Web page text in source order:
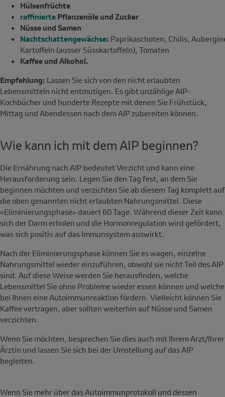
Hülsenfrüchte
raffinierte Pflanzenöle und Zucker
Nüsse und Samen
Nachtschattengewächse: Paprikaschoten, Chilis,
Kartoffeln (ausser Süsskartoffeln), Tomaten
Kaffee und Alkohol.
Empfehlung: Lassen Sie sich von den nicht erlaubten
Lebensmitteln nicht entmutigen. Es gibt unzählige AIP-
Kochbücher und hunderte Rezepte mit denen Sie Frühstück,
Mittag und Abendessen nach dem AIP zubereiten können.
Wie kann ich mit dem AIP beginnen?
Die Ernährung nach AIP bedeutet Verzicht und kann eine
Herausforderung sein. Legen Sie den Tag fest, an dem Sie
beginnen möchten und verzichten Sie ab diesem Tag komplett auf
die oben genannten nicht erlaubten Nahrungsmittel. Diese
«Eliminierungsphase» dauert 60 Tage. Während dieser Zeit kann
sich der Darm erholen und die Hormonregulation wird gefördert,
was sich positiv auf das Immunsystem auswirkt.
Nach der Eliminierungsphase können Sie es wagen, einzelne
Nahrungsmittel wieder einzuführen, obwohl sie nicht Teil des AIP
sind. Auf diese Weise werden Sie herausfinden, welche
Lebensmittel Sie ohne Probleme wieder essen können und welche
bei Ihnen eine Autoimmunreaktion fördern. Vielleicht können Sie
Kaffee vertragen, aber sollten weiterhin auf Nüsse und Samen
verzichten.
Wenn Sie möchten, besprechen Sie dies auch mit Ihrem Arzt/Ihrer
Ärztin und lassen Sie sich bei der Umstellung auf das AIP
begleiten.
Wenn Sie mehr über das Autoimmunprotokoll und dessen